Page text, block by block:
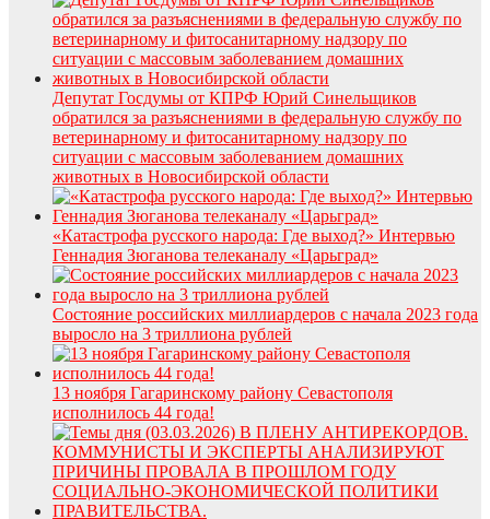
Депутат Госдумы от КПРФ Юрий Синельщиков
обратился за разъяснениями в федеральную службу по
ветеринарному и фитосанитарному надзору по
ситуации с массовым заболеванием домашних
животных в Новосибирской области
«Катастрофа русского народа: Где выход?» Интервью
Геннадия Зюганова телеканалу «Царьград»
Состояние российских миллиардеров с начала 2023 года
выросло на 3 триллиона рублей
13 ноября Гагаринскому району Севастополя
исполнилось 44 года!